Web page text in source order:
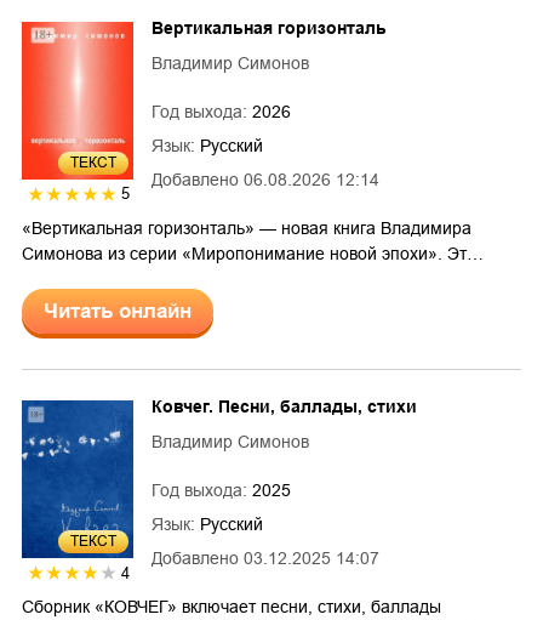
ТЕКСТ
5
Добавлено 06.08.2026 12:14
Вертикальная горизонталь
Владимир Симонов
Год выхода: 2026
Язык: Русский
«Вертикальная горизонталь» — новая книга Владимира
Симонова из серии «Миропонимание новой эпохи». Эт…
Читать онлайн
ТЕКСТ
4
Добавлено 03.12.2025 14:07
Ковчег. Песни, баллады, стихи
Владимир Симонов
Год выхода: 2025
Язык: Русский
Сборник «КОВЧЕГ» включает песни, стихи, баллады